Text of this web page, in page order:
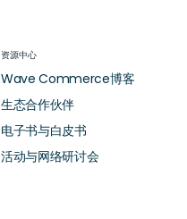
资源中心
Wave Commerce博客
生态合作伙伴
电子书与白皮书
活动与网络研讨会